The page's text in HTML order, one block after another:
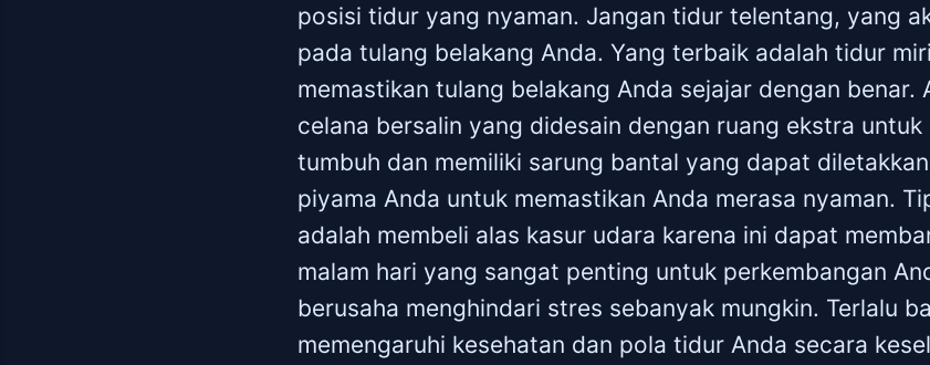
posisi tidur yang nyaman. Jangan tidur telentang, yang
pada tulang belakang Anda. Yang terbaik adalah tidur
memastikan tulang belakang Anda sejajar dengan benar.
celana bersalin yang didesain dengan ruang ekstra
tumbuh dan memiliki sarung bantal yang dapat
piyama Anda untuk memastikan Anda merasa nyaman.
adalah membeli alas kasur udara karena ini dapat
malam hari yang sangat penting untuk perkembangan
berusaha menghindari stres sebanyak mungkin. Terlalu
memengaruhi kesehatan dan pola tidur Anda secara